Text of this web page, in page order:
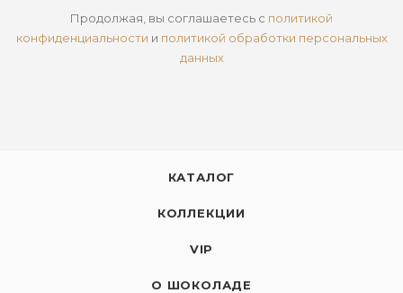
Продолжая, вы соглашаетесь с политикой
конфиденциальности и политикой обработки персональных
данных
КАТАЛОГ
КОЛЛЕКЦИИ
VIP
О ШОКОЛАДЕ